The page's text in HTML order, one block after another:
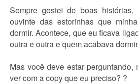
Sempre gostei de boas
ouvinte das estorinhas que
dormir. Acontece, que eu ficava
outra e outra e quem acabava
Mas você deve estar
ver com a copy que eu preciso? ?